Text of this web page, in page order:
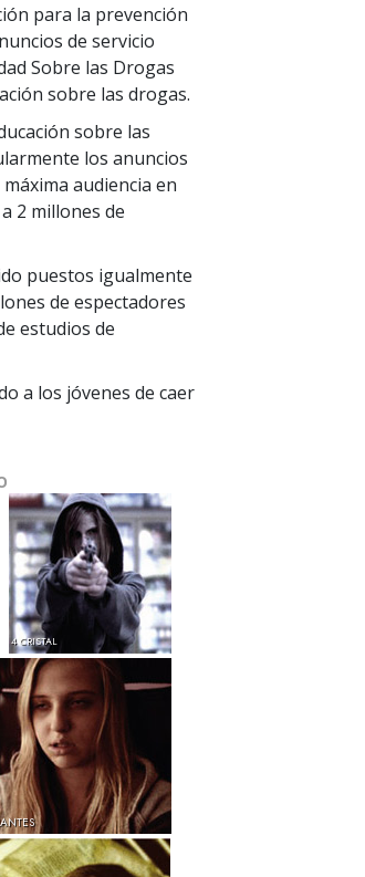
para la prevención
de servicio
Sobre las Drogas
sobre las drogas.
sobre las
los anuncios
audiencia en
2 millones de
puestos igualmente
de espectadores
estudios de
a los jóvenes de caer
4 CRISTAL